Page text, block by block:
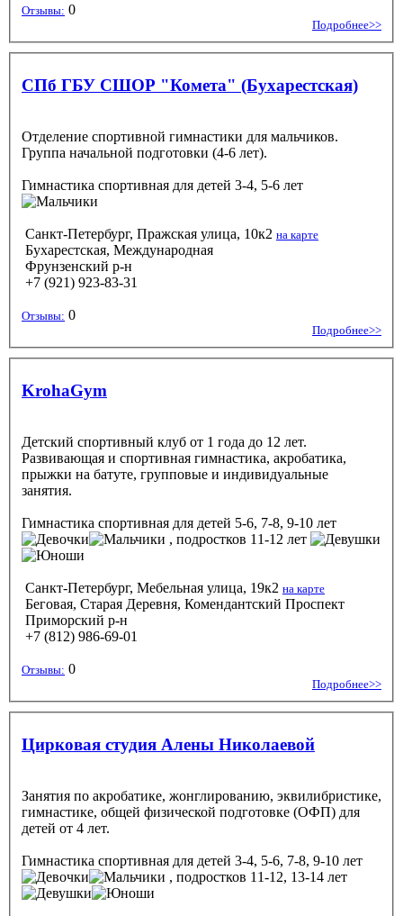
Отзывы: 0
Подробнее>>
СПб ГБУ СШОР "Комета" (Бухарестская)
Отделение спортивной гимнастики для мальчиков.
Группа начальной подготовки (4-6 лет).
Гимнастика спортивная для детей 3-4, 5-6 лет
Санкт-Петербург, Пражская улица, 10к2 на карте
Бухарестская, Международная
Фрунзенский р-н
+7 (921) 923-83-31
Отзывы: 0
Подробнее>>
KrohaGym
Детский спортивный клуб от 1 года до 12 лет.
Развивающая и спортивная гимнастика, акробатика,
прыжки на батуте, групповые и индивидуальные
занятия.
Гимнастика спортивная для детей 5-6, 7-8, 9-10 лет
, подростков 11-12 лет
Санкт-Петербург, Мебельная улица, 19к2 на карте
Беговая, Старая Деревня, Комендантский Проспект
Приморский р-н
+7 (812) 986-69-01
Отзывы: 0
Подробнее>>
Цирковая студия Алены Николаевой
Занятия по акробатике, жонглированию, эквилибристике,
гимнастике, общей физической подготовке (ОФП) для
детей от 4 лет.
Гимнастика спортивная для детей 3-4, 5-6, 7-8, 9-10 лет
, подростков 11-12, 13-14 лет